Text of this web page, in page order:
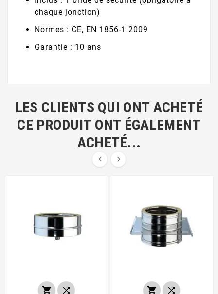
chaque jonction)
Normes : CE, EN 1856-1:2009
Garantie : 10 ans
LES CLIENTS QUI ONT ACHETÉ
CE PRODUIT ONT ÉGALEMENT
ACHETÉ...
 
   